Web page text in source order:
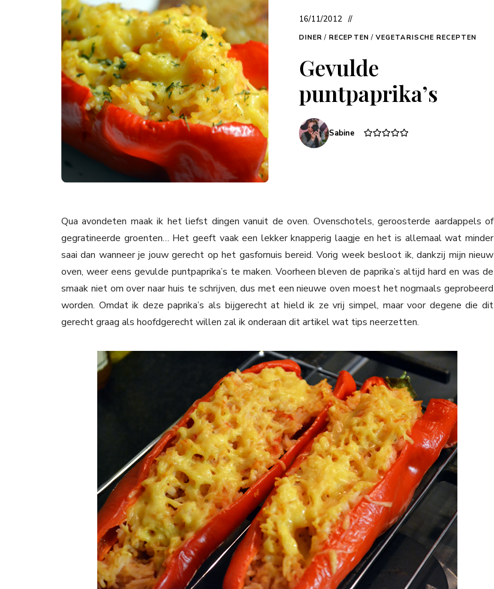
16/11/2012
DINER / RECEPTEN / VEGETARISCHE RECEPTEN
Gevulde
puntpaprika’s
Sabine
Qua avondeten maak ik het liefst dingen vanuit de oven. Ovenschotels, geroosterde aardappels of
gegratineerde groenten… Het geeft vaak een lekker knapperig laagje en het is allemaal wat minder
saai dan wanneer je jouw gerecht op het gasfornuis bereid. Vorig week besloot ik, dankzij mijn nieuw
oven, weer eens gevulde puntpaprika’s te maken. Voorheen bleven de paprika’s altijd hard en was de
smaak niet om over naar huis te schrijven, dus met een nieuwe oven moest het nogmaals geprobeerd
worden. Omdat ik deze paprika’s als bijgerecht at hield ik ze vrij simpel, maar voor degene die dit
gerecht graag als hoofdgerecht willen zal ik onderaan dit artikel wat tips neerzetten.